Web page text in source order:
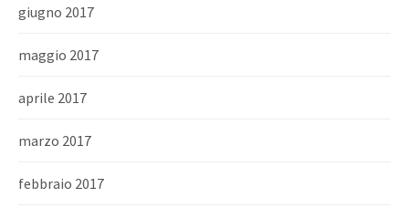
giugno 2017
maggio 2017
aprile 2017
marzo 2017
febbraio 2017